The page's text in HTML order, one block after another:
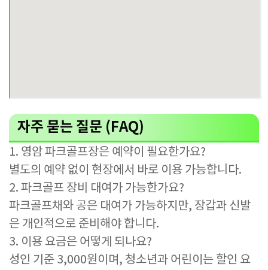
자주 묻는 질문 (FAQ)
1. 영암 파크골프장은 예약이 필요한가요?
별도의 예약 없이 현장에서 바로 이용 가능합니다.
2. 파크골프 장비 대여가 가능한가요?
파크골프채와 공은 대여가 가능하지만, 장갑과 신발
은 개인적으로 준비해야 합니다.
3. 이용 요금은 어떻게 되나요?
성인 기준 3,000원이며, 청소년과 어린이는 할인 요